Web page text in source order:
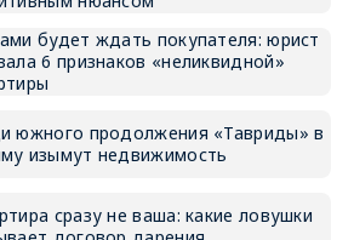
будет ждать покупателя: юрист
6 признаков «неликвидной»
южного продолжения «Тавриды» в
изымут недвижимость
сразу не ваша: какие ловушки